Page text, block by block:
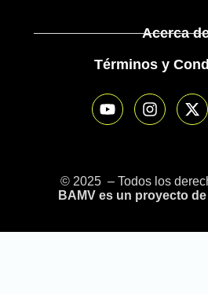
Acerca
Términos y
© 2025 – Todos los
BAMV es un proyecto de